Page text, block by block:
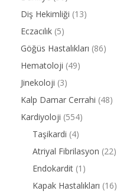
Diş Hekimliği (13)
Eczacılık (5)
Göğüs Hastalıkları (86)
Hematoloji (49)
Jinekoloji (3)
Kalp Damar Cerrahi (48)
Kardiyoloji (554)
Taşikardi (4)
Atriyal Fibrilasyon (22)
Endokardit (1)
Kapak Hastalıkları (16)